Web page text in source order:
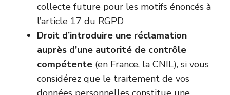
collecte future pour les motifs énoncés à
l’article 17 du RGPD
Droit d’introduire une réclamation
auprès d’une autorité de contrôle
compétente (en France, la CNIL), si vous
considérez que le traitement de vos